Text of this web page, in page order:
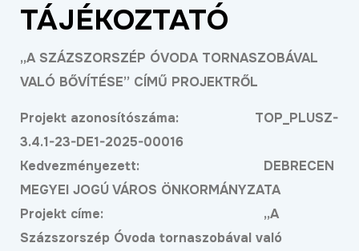
TÁJÉKOZTATÓ
„A SZÁZSZORSZÉP ÓVODA TORNASZOBÁVAL
VALÓ BŐVÍTÉSE” CÍMŰ PROJEKTRŐL
Projekt azonosítószáma: TOP_PLUSZ-
3.4.1-23-DE1-2025-00016
Kedvezményezett: DEBRECEN
MEGYEI JOGÚ VÁROS ÖNKORMÁNYZATA
Projekt címe: „A
Százszorszép Óvoda tornaszobával való